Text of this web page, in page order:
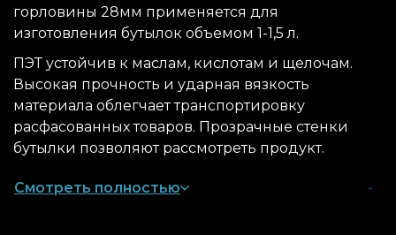
горловины 28мм применяется для
изготовления бутылок объемом 1-1,5 л.
ПЭТ устойчив к маслам, кислотам и щелочам.
Высокая прочность и ударная вязкость
материала облегчает транспортировку
расфасованных товаров. Прозрачные стенки
бутылки позволяют рассмотреть продукт.
Преформа 31,4 г под масло
Смотреть полностью